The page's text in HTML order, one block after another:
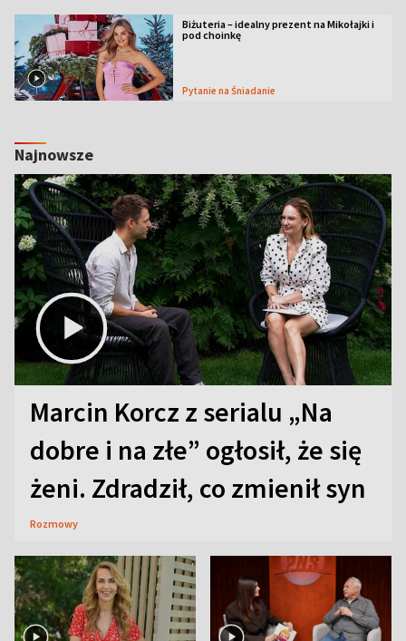
Biżuteria – idealny prezent na Mikołajki i
pod choinkę
Pytanie na Śniadanie
Najnowsze
Marcin Korcz z serialu „Na
dobre i na złe” ogłosił, że się
żeni. Zdradził, co zmienił syn
Rozmowy